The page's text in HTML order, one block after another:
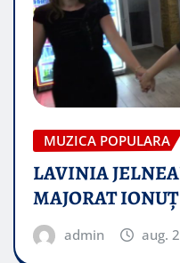
MUZICA POPULARA
LAVINIA
MAJORAT IONUŢ
admin aug.